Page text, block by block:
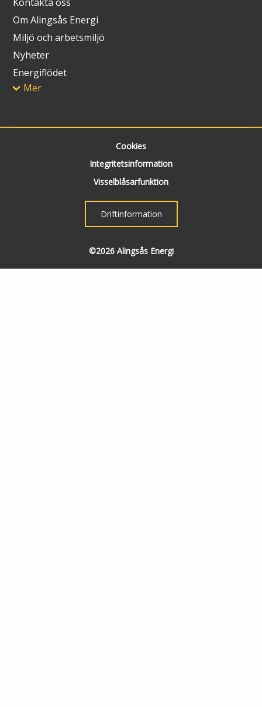
Om Alingsås Energi
Miljö och arbetsmiljö
Nyheter
Energiflödet
Mer
Cookies
Integritetsinformation
Visselblåsarfunktion
Driftinformation
©2026 Alingsås Energi